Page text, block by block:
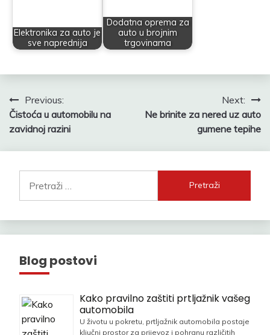
Elektronika za auto je
sve naprednija
Dodatna oprema za
auto u brojnim
trgovinama
Navigacija
objava
Previous:
Čistoća u automobilu na
zavidnoj razini
Next:
Ne brinite za nered uz auto
gumene tepihe
Blog postovi
Kako pravilno zaštiti prtljažnik vašeg
automobila
U životu u pokretu, prtljažnik automobila postaje
ključni prostor za prijevoz i pohranu različitih